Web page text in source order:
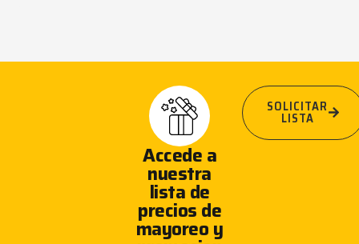
Accede a
nuestra
lista de
precios de
mayoreo y
SOLICITAR
LISTA